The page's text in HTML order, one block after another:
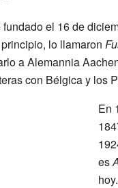
el 16 de
lo llamaron
a Alemannia
con Bélgica y los
En
es
hoy.